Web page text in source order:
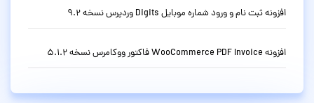
افزونه ثبت نام و ورود شماره موبایل Digits وردپرس نسخه 9.2
افزونه WooCommerce PDF Invoice فاکتور ووکامرس نسخه 5.1.2